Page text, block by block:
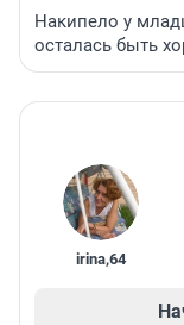
Накипело у
осталась быть
irina,64